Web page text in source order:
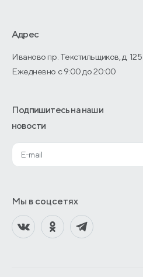
О производстве
Адрес
Иваново пр. Текстильщиков, д. 125
Ежедневно с 9:00 до 20:00
Подпишитесь на наши
новости
Мы в соцсетях